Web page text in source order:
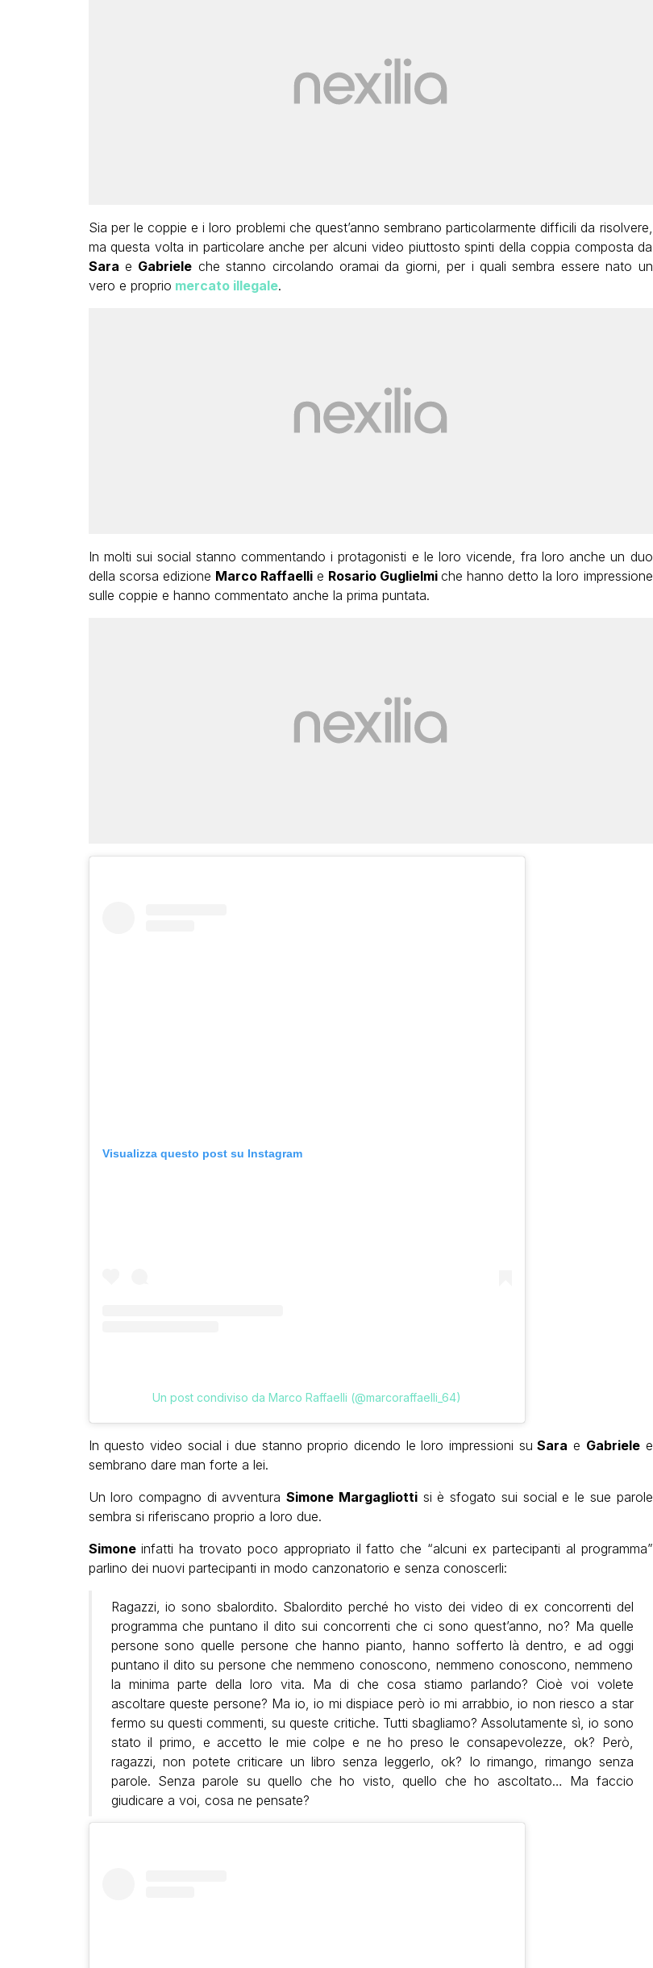
Sia per le coppie e i loro problemi che quest’anno sembrano particolarmente difficili da risolvere,
ma questa volta in particolare anche per alcuni video piuttosto spinti della coppia composta da
Sara e Gabriele che stanno circolando oramai da giorni, per i quali sembra essere nato un
vero e proprio mercato illegale.
In molti sui social stanno commentando i protagonisti e le loro vicende, fra loro anche un duo
della scorsa edizione Marco Raffaellie Rosario Guglielmiche hanno detto la loro impressione
sulle coppie e hanno commentato anche la prima puntata.
Visualizza questo post su Instagram
Un post condiviso da Marco Raffaelli (@marcoraffaelli_64)
In questo video social i due stanno proprio dicendo le loro impressioni su Sara e Gabrielee
sembrano dare man forte a lei.
Un loro compagno di avventuraSimone Margagliottisi è sfogato sui social e le sue parole
sembra si riferiscano proprio a loro due.
Simoneinfatti ha trovato poco appropriato il fatto che “alcuni ex partecipanti al programma”
parlino dei nuovi partecipanti in modo canzonatorio e senza conoscerli:
Ragazzi, io sono sbalordito. Sbalordito perché ho visto dei video di ex concorrenti del
programma che puntano il dito sui concorrenti che ci sono quest’anno, no? Ma quelle
persone sono quelle persone che hanno pianto, hanno sofferto là dentro, e ad oggi
puntano il dito su persone che nemmeno conoscono, nemmeno conoscono, nemmeno
la minima parte della loro vita. Ma di che cosa stiamo parlando? Cioè voi volete
ascoltare queste persone? Ma io, io mi dispiace però io mi arrabbio, io non riesco a star
fermo su questi commenti, su queste critiche. Tutti sbagliamo? Assolutamente sì, io sono
stato il primo, e accetto le mie colpe e ne ho preso le consapevolezze, ok? Però,
ragazzi, non potete criticare un libro senza leggerlo, ok? Io rimango, rimango senza
parole. Senza parole su quello che ho visto, quello che ho ascoltato… Ma faccio
giudicare a voi, cosa ne pensate?